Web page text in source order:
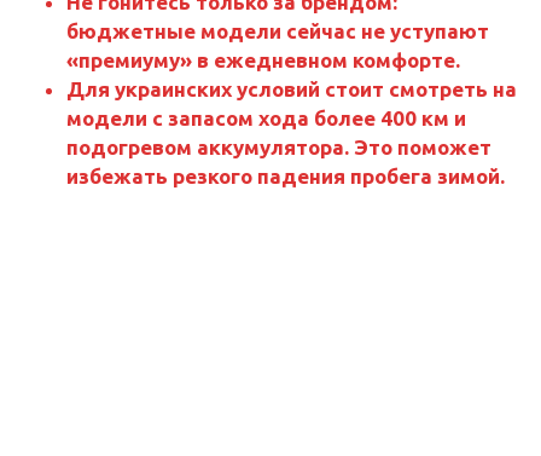
бюджетные модели сейчас не уступают
«премиуму» в ежедневном комфорте.
Для украинских условий стоит смотреть на
модели с запасом хода более 400 км и
подогревом аккумулятора. Это поможет
избежать резкого падения пробега зимой.